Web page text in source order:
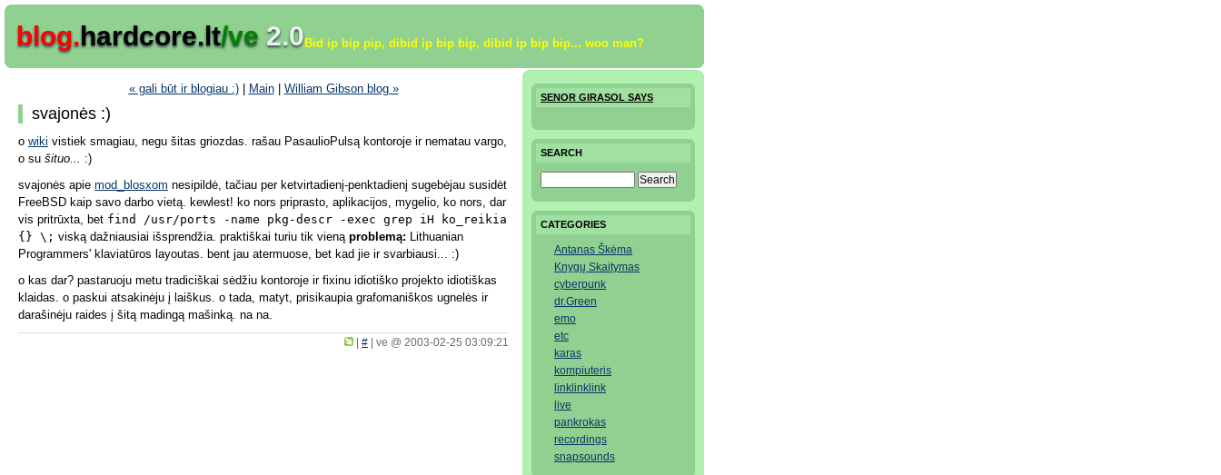
blog.hardcore.lt/ve 2.0Bid ip bip pip, dibid ip bip bip, dibid ip bip bip... woo man?
« gali būt ir blogiau :)| Main| William Gibson blog »
svajonės :)
o wiki vistiek smagiau, negu šitas griozdas. rašau PasaulioPulsą kontoroje ir nematau vargo,
o su šituo... :)
svajonės apie mod_blosxom nesipildė, tačiau per ketvirtadienį-penktadienį sugebėjau susidėt
FreeBSD kaip savo darbo vietą. kewlest! ko nors priprasto, aplikacijos, mygelio, ko nors, dar
vis pritrūxta, bet find /usr/ports -name pkg-descr -exec grep iH ko_reikia
{} \; viską dažniausiai išsprendžia. praktiškai turiu tik vieną problemą: Lithuanian
Programmers' klaviatūros layoutas. bent jau atermuose, bet kad jie ir svarbiausi... :)
o kas dar? pastaruoju metu tradiciškai sėdžiu kontoroje ir fixinu idiotiško projekto idiotiškas
klaidas. o paskui atsakinėju į laiškus. o tada, matyt, prisikaupia grafomaniškos ugnelės ir
darašinėju raides į šitą madingą mašinką. na na.
# ve @ 2003-02-25 03:09:21
SENOR GIRASOL SAYS
SEARCH
CATEGORIES
Antanas Škėma
Knygų Skaitymas
cyberpunk
dr.Green
emo
etc
karas
kompiuteris
linklinklink
live
pankrokas
recordings
snapsounds